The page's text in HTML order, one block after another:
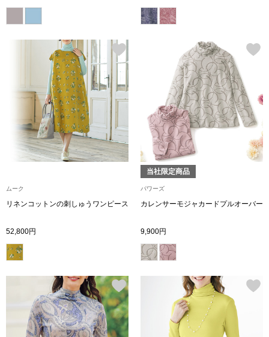
Salon de GRANDGRIS
ランド
ール／酒
【特集】
【特集】
おすすめカタ
BOGARD
ジャケット
ムーク
リネンコットンの刺しゅうワンピース
52,800円
当社限定商品
パワーズ
カレンサーモジャカードプルオーバー
9,900円